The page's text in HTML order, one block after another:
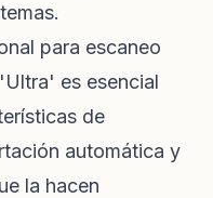
para escaneo
es esencial
de
automática y
la hacen